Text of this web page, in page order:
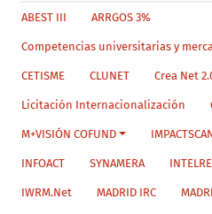
Main menu level 4
ABEST III ARRGOS 3%
Competencias universitarias y
CETISME CLUNET Crea Net
Licitación Internacionalización
M+VISIÓN COFUND
INFOACT SYNAMERA
IWRM.Net MADRID IRC